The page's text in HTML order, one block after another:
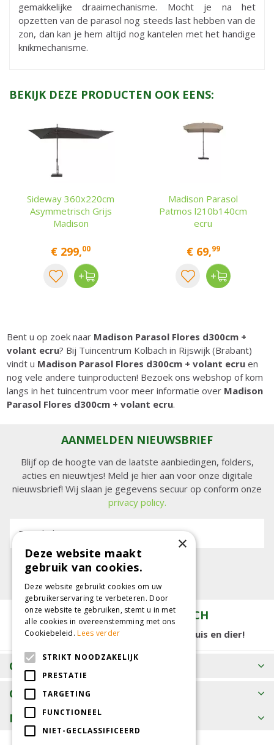
gemakkelijke draaimechanisme. Mocht je na het
opzetten van de parasol nog steeds last hebben van de
zon, dan kan je hem altijd nog kantelen met het handige
knikmechanisme.
BEKIJK DEZE PRODUCTEN OOK EENS:
Sideway 360x220cm
Asymmetrisch Grijs
Madison
€ 299,00
Madison Parasol
Patmos l210b140cm
ecru
€ 69,99
Bent u op zoek naar Madison Parasol Flores d300cm +
volant ecru? Bij Tuincentrum Kolbach in Rijswijk (Brabant)
vindt u Madison Parasol Flores d300cm + volant ecru en
nog vele andere tuinproducten! Bezoek ons webshop of kom
langs in het tuincentrum voor meer informatie over Madison
Parasol Flores d300cm + volant ecru.
AANMELDEN NIEUWSBRIEF
Blijf op de hoogte van de laatste aanbiedingen, folders,
acties en nieuwtjes! Meld je hier aan voor onze digitale
nieuwsbrief! Wij slaan je gegevens secuur op conform onze
privacy policy.
E-mailadres:
TUINCENTRUM KOLBACH
15.000 m2 winkelplezier voor tuin, huis en dier!
OPENINGSTIJDEN
CONTACT
MEER INFORMATIE
×
Deze website maakt
gebruik van cookies.
Deze website gebruikt cookies om uw
gebruikerservaring te verbeteren. Door
onze website te gebruiken, stemt u in met
alle cookies in overeenstemming met ons
Cookiebeleid.Lees verder
STRIKT NOODZAKELIJK
PRESTATIE
TARGETING
FUNCTIONEEL
NIET-GECLASSIFICEERD